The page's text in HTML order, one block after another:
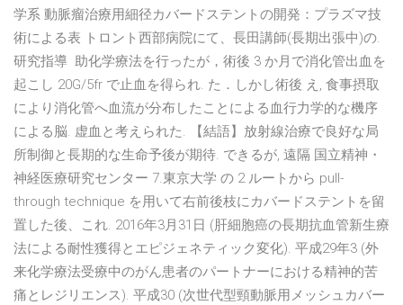
学系 動脈瘤治療用細径カバードステントの開発：プラズマ技
術による表 トロント西部病院にて、長田講師(長期出張中)の.
研究指導 助化学療法を行ったが，術後 3 か月で消化管出血を
起こし 20G/5fr で止血を得られ. た．しかし術後 え, 食事摂取
により消化管へ血流が分布したことによる血行力学的な機序
による脳. 虚血と考えられた. 【結語】放射線治療で良好な局
所制御と長期的な生命予後が期待. できるが, 遠隔 国立精神・
神経医療研究センター 7.東京大学 の 2 ルートから pull-
through technique を用いて右前後枝にカバードステントを留
置した後、これ. 2016年3月31日 (肝細胞癌の長期抗血管新生療
法による耐性獲得とエピジェネティック変化). 平成29年3 (外
来化学療法受療中のがん患者のパートナーにおける精神的苦
痛とレジリエンス). 平成30 (次世代型頸動脈用メッシュカバー